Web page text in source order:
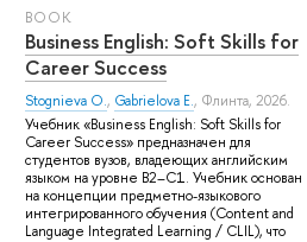
BOOK
Business English: Soft Skills for
Career Success
Stognieva O., Gabrielova E., Флинта, 2026.
Учебник «Business English: Soft Skills for
Career Success» предназначен для
студентов вузов, владеющих английским
языком на уровне B2–C1. Учебник основан
на концепции предметно-языкового
интегрированного обучения (Content and
Language Integrated Learning / CLIL), что